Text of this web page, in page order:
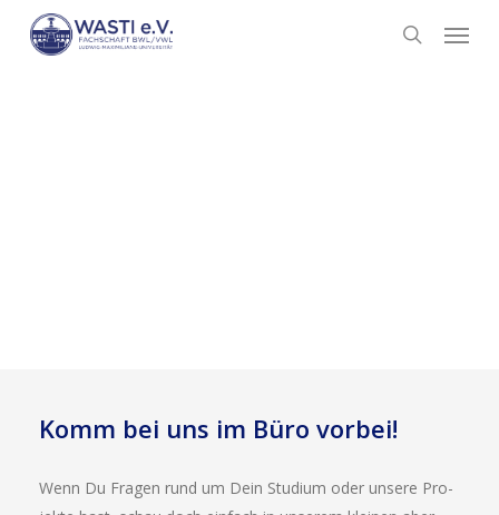
search
Menu
Komm bei uns im Büro vorbei!
Wenn Du Fra­gen rund um Dein Stu­di­um oder unse­re Pro­